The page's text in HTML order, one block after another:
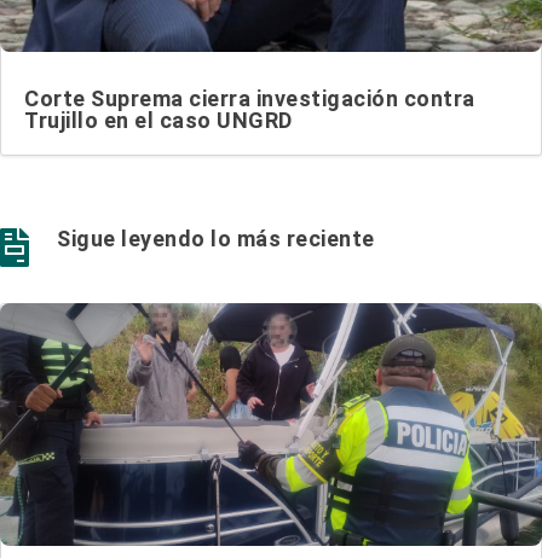
Corte Suprema cierra investigación contra
Trujillo en el caso UNGRD
 Sigue leyendo lo más reciente